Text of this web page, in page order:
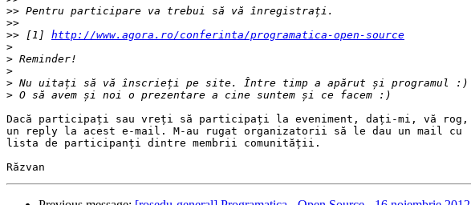
>>
>>
>> [1] http://www.agora.ro/conferinta/programatica-open-source
>
>
>
>
>
Dacă participați sau vreți să participați la eveniment, dați-mi, vă rog,
un reply la acest e-mail. M-au rugat organizatorii să le dau un mail cu
lista de participanți dintre membrii comunității.